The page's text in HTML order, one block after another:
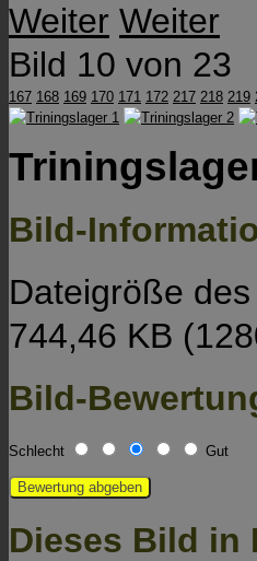
Weiter
Bild 10 von 23
167 168 169 170 171 172 217 218 219
Bild-
Dateigröße
744,46 KB
Bild-
Schlecht Gut
Dieses Bild in